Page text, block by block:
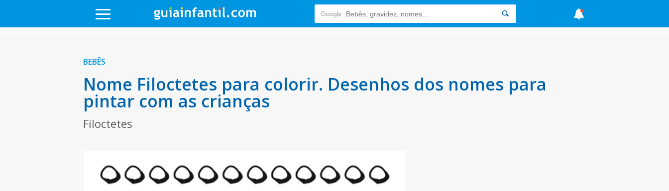
BEBÊS
Nome Filoctetes para colorir. Desenhos dos nomes para
pintar com as crianças
Filoctetes